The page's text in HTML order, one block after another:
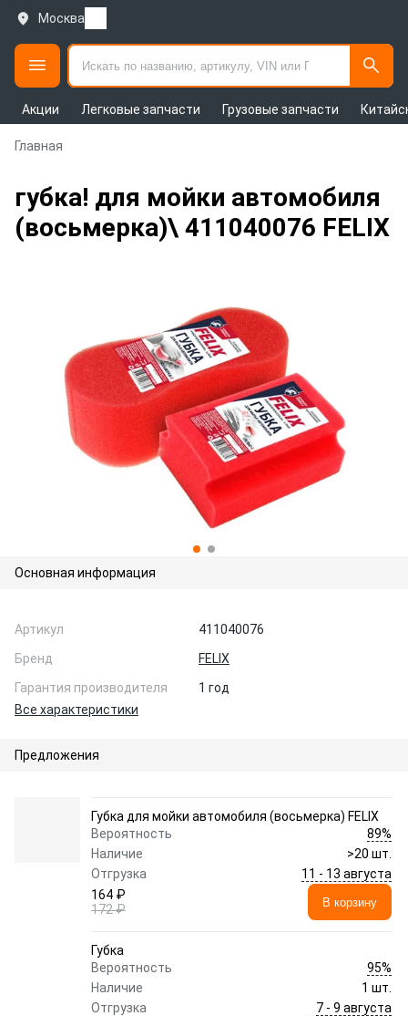
Москва
Акции Легковые запчасти Грузовые запчасти
Главная
губка! для мойки автомобиля
(восьмерка)\ 411040076 FELIX
Основная информация
Артикул
411040076
Бренд
FELIX
Гарантия производителя
1 год
Все характеристики
Предложения
Губка для мойки автомобиля (восьмерка) FELIX
Вероятность
89%
Наличие
>20 шт.
Отгрузка
11 - 13 августа
164 ₽
172 ₽
В корзину
Губка
Вероятность
95%
Наличие
1 шт.
Отгрузка
7 - 9 августа